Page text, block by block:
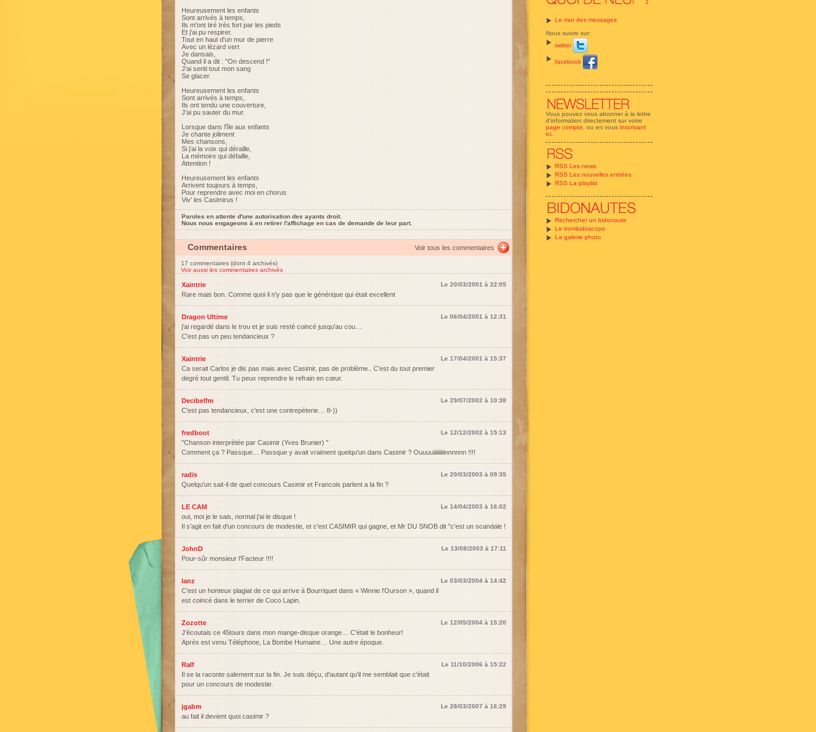
Le mur des messages
Nous suivre sur:
twitter
facebook
Vous pouvez vous abonner à la lettre
d'information directement sur votre
page compte , ou en vous inscrivant
ici
RSS Les news
RSS Les nouvelles entrées
RSS La playlist
Rechercher un bidonaute
Le trombidoscope
La galerie photo
Heureusement les enfants
Sont arrivés à temps,
Ils m'ont tiré très fort par les pieds
Et j'ai pu respirer.
Tout en haut d'un mur de pierre
Avec un lézard vert
Je dansais,
Quand il a dit : "On descend !"
J'ai senti tout mon sang
Se glacer.
Heureusement les enfants
Sont arrivés à temps,
Ils ont tendu une couverture,
J'ai pu sauter du mur.
Lorsque dans l'île aux enfants
Je chante joliment
Mes chansons,
Si j'ai la voix qui déraille,
La mémoire qui défaille,
Attention !
Heureusement les enfants
Arrivent toujours à temps,
Pour reprendre avec moi en chorus
Viv' les Casimirus !
Paroles en attente d'une autorisation des ayants droit.
Nous nous engageons à en retirer l'affichage en cas de demande de leur part.
Commentaires Voir tous les commentaires
17 commentaires (dont 4 archivés)
Voir aussi les commentaires archivés
Xaintrie Le 20/03/2001 à 22:05
Rare mais bon. Comme quoi il n'y pas que le générique qui était excellent
Dragon Ultime Le 06/04/2001 à 12:31
j'ai regardé dans le trou et je suis resté coincé jusqu'au cou…
C'est pas un peu tendancieux ?
Xaintrie Le 17/04/2001 à 15:37
Ca serait Carlos je dis pas mais avec Casimir, pas de problème.. C'est du tout premier
degré tout gentil. Tu peux reprendre le refrain en cœur.
Decibelfm Le 29/07/2002 à 10:38
C'est pas tendancieux, c'est une contrepéterie… 8-))
fredboot Le 12/12/2002 à 15:13
"Chanson interprétée par Casimir (Yves Brunier) "
Comment ça ? Passque… Passque y avait vraiment quelqu'un dans Casimir ? Ouuuuiiiiiiiiinnnnnn !!!!
radis Le 20/03/2003 à 09:35
Quelqu'un sait-il de quel concours Casimir et Francois parlent a la fin ?
LE CAM Le 14/04/2003 à 16:02
oui, moi je le sais, normal j'ai le disque !
Il s'agit en fait d'un concours de modestie, et c'est CASIMIR qui gagne, et Mr DU SNOB dit "c'est un scandale !
JohnD Le 13/08/2003 à 17:11
Pour-sûr monsieur l'Facteur !!!!
lanz Le 03/03/2004 à 14:42
C'est un honteux plagiat de ce qui arrive à Bourriquet dans « Winnie l'Ourson », quand il
est coincé dans le terrier de Coco Lapin.
Zozotte Le 12/05/2004 à 15:20
J'écoutais ce 45tours dans mon mange-disque orange… C'était le bonheur!
Après est venu Téléphone, La Bombe Humaine… Une autre époque.
Ralf Le 11/10/2006 à 15:22
Il se la raconte salement sur la fin. Je suis déçu, d'autant qu'il me semblait que c'était
pour un concours de modestie.
jgabm Le 28/03/2007 à 16:29
au fait il devient quoi casimir ?